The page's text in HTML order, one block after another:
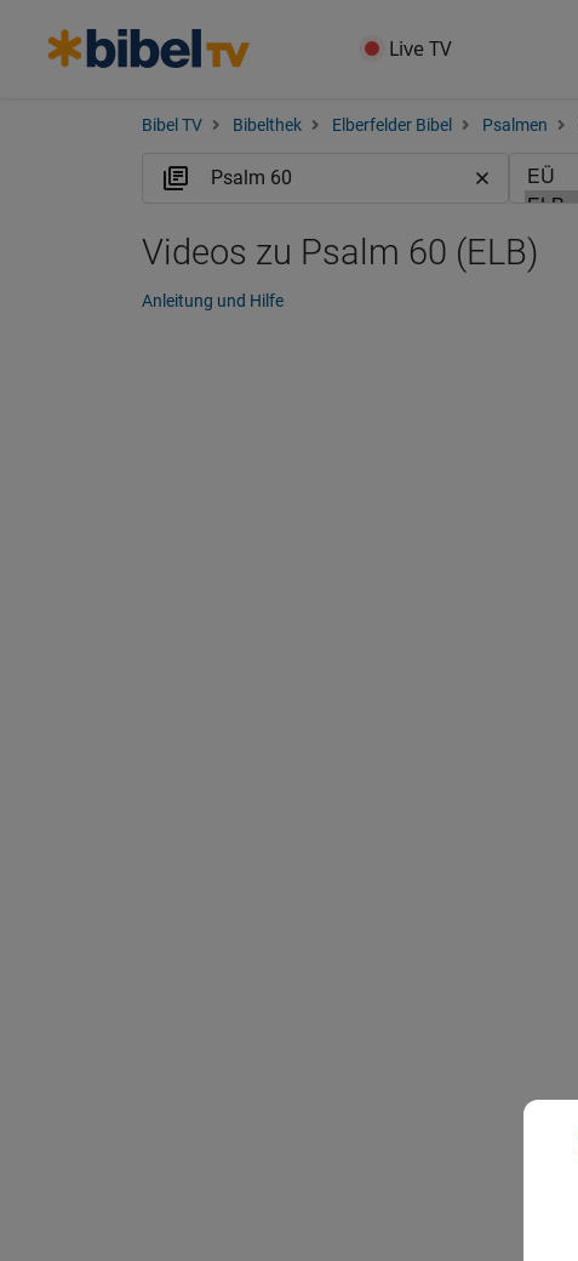
Live TV
Bibel TV Bibelthek Elberfelder Bibel Psalmen
Videos zu Psalm 60 (ELB)
Anleitung und Hilfe